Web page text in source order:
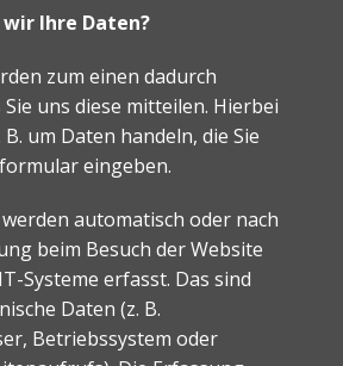
Ihre Daten?
zum einen dadurch
uns diese mitteilen. Hierbei
B. um Daten handeln, die Sie
eingeben.
automatisch oder nach
beim Besuch der Website
Systeme erfasst. Das sind
Daten (z. B.
Betriebssystem oder